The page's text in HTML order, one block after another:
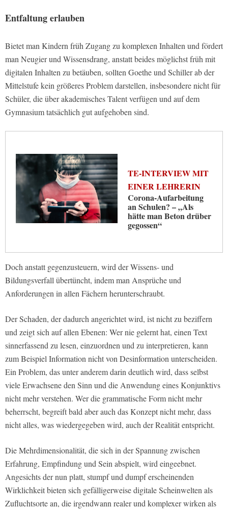
Entfaltung erlauben
Bietet man Kindern früh Zugang zu komplexen Inhalten und fördert
man Neugier und Wissensdrang, anstatt beides möglichst früh mit
digitalen Inhalten zu betäuben, sollten Goethe und Schiller ab der
Mittelstufe kein größeres Problem darstellen, insbesondere nicht für
Schüler, die über akademisches Talent verfügen und auf dem
Gymnasium tatsächlich gut aufgehoben sind.
TE-INTERVIEW MIT
EINER LEHRERIN
Corona-Aufarbeitung
an Schulen? – „Als
hätte man Beton drüber
gegossen“
Doch anstatt gegenzusteuern, wird der Wissens- und
Bildungsverfall übertüncht, indem man Ansprüche und
Anforderungen in allen Fächern herunterschraubt.
Der Schaden, der dadurch angerichtet wird, ist nicht zu beziffern
und zeigt sich auf allen Ebenen: Wer nie gelernt hat, einen Text
sinnerfassend zu lesen, einzuordnen und zu interpretieren, kann
zum Beispiel Information nicht von Desinformation unterscheiden.
Ein Problem, das unter anderem darin deutlich wird, dass selbst
viele Erwachsene den Sinn und die Anwendung eines Konjunktivs
nicht mehr verstehen. Wer die grammatische Form nicht mehr
beherrscht, begreift bald aber auch das Konzept nicht mehr, dass
nicht alles, was wiedergegeben wird, auch der Realität entspricht.
Die Mehrdimensionalität, die sich in der Spannung zwischen
Erfahrung, Empfindung und Sein abspielt, wird eingeebnet.
Angesichts der nun platt, stumpf und dumpf erscheinenden
Wirklichkeit bieten sich gefälligerweise digitale Scheinwelten als
Zufluchtsorte an, die irgendwann realer und komplexer wirken als